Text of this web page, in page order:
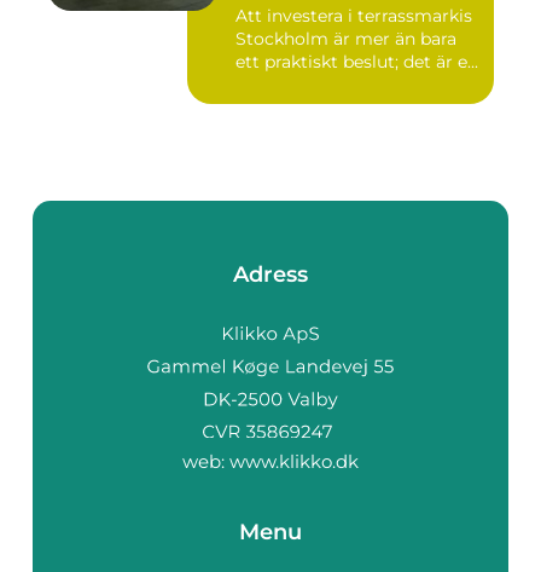
Att investera i terrassmarkis
Stockholm är mer än bara
ett praktiskt beslut; det är e...
Adress
web: www.klikko.dk
Menu